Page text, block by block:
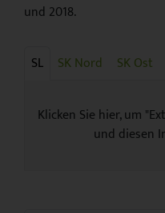
und 2018.
SL SK Nord SK Ost
Klicken Sie hier, um
und diesen